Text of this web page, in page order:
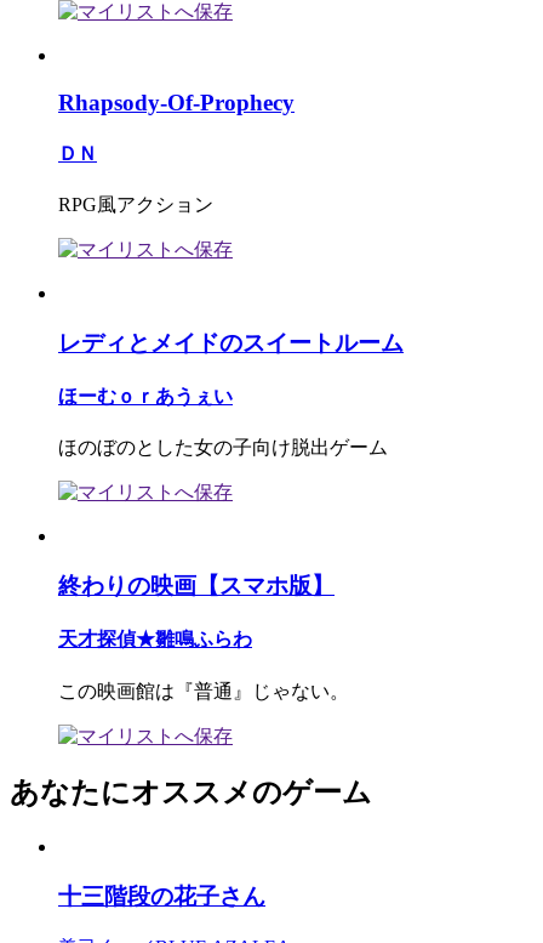
Rhapsody-Of-Prophecy
ＤＮ
RPG風アクション
レディとメイドのスイートルーム
ほーむｏｒあうぇい
ほのぼのとした女の子向け脱出ゲーム
終わりの映画【スマホ版】
天才探偵★雛鳴ふらわ
この映画館は『普通』じゃない。
あなたにオススメのゲーム
十三階段の花子さん